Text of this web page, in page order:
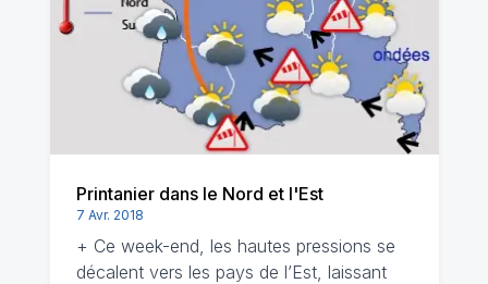
Printanier dans le Nord et l'Est
7 Avr. 2018
+ Ce week-end, les hautes pressions se
décalent vers les pays de l’Est, laissant